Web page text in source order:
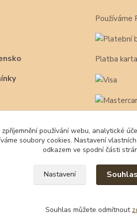
Používáme
Platba
používání webu, analytické
soubory cookies. Nastavení
odkazem ve spodní části
Nastavení
Souhlas můžete odmítnout